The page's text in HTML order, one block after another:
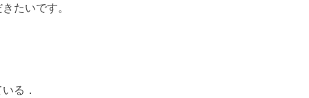
たいです。
る．